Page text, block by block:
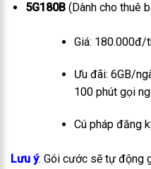
5G180B(Dành cho thuê
Giá: 180.000đ/
Ưu đãi: 6GB/
100 phút gọi
Cú pháp đăng
Lưu ý: Gói cước sẽ tự động